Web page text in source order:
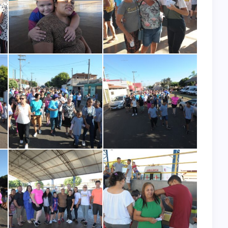
DO
BPM/I
INFRAESTRUTURA 2 de julho de 2026
ENGENHEIRO COELHO RECEBE
MOTONIVELADORA 0 KM PARA
FORTALECER A INFRAESTRUTURA
DA ÁREA RURAL